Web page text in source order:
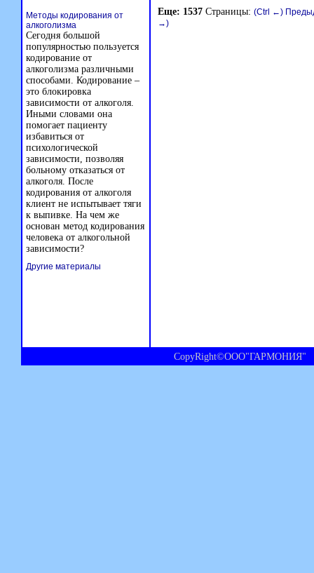
Еще: 1537 Страницы: (Ctrl ←)
→)
Методы кодирования от
алкоголизма
Сегодня большой
популярностью пользуется
кодирование от
алкоголизма различными
способами. Кодирование –
это блокировка
зависимости от алкоголя.
Иными словами она
помогает пациенту
избавиться от
психологической
зависимости, позволяя
больному отказаться от
алкоголя. После
кодирования от алкоголя
клиент не испытывает тяги
к выпивке. На чем же
основан метод кодирования
человека от алкогольной
зависимости?
Другие материалы